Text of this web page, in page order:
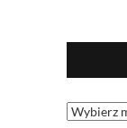
Archiwum